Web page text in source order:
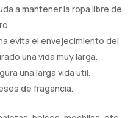
a mantener la ropa libre de
evita el envejecimiento del
una vida muy larga.
una larga vida útil.
de fragancia.